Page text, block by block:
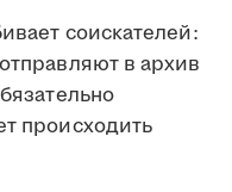
соискателей:
в архив
происходить